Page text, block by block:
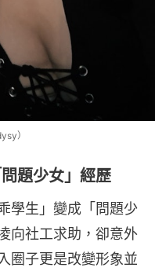
）
題少女」經歷
學生」變成「問題少
向社工求助，卻意外
圈子更是改變形象並